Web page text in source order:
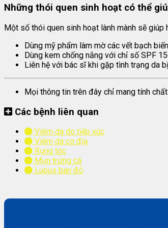
Những thói quen sinh hoạt có thể
Một số thói quen sinh hoạt lành mành sẽ
Dùng mỹ phẩm làm mờ các vết bạch
Dùng kem chống nắng với chỉ số SPF
Liên hệ với bác sĩ khi gặp tình trạng da
Mọi thông tin trên đây chỉ mang tính
Các bệnh liên quan
Viêm da do tiếp xúc
Viêm da cơ địa
Rụng tóc
Mụn trứng cá
Lupus ban đỏ